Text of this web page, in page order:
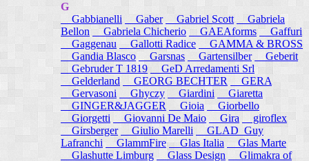
G
Gabbianelli
Gaber Gabriel Scott
Gabriela
Bellon
Gabriela Chicherio GAEAforms
Gaffuri
Gaggenau
Gallotti Radice
GAMMA & BROSS
Gandia Blasco
Garsnas Gartensilber
Geberit
Gebruder T 1819
GeD Arredamenti Srl
Gelderland
GEORG BECHTER
GERA
Gervasoni
Ghyczy Giardini
Giaretta
GINGER&JAGGER
Gioia
Giorbello
Giorgetti
Giovanni De Maio Gira
giroflex
Girsberger
Giulio Marelli
GLAD_Guy
Lafranchi
GlammFire Glas Italia
Glas Marte
Glashutte Limburg
Glass Design
Glimakra of